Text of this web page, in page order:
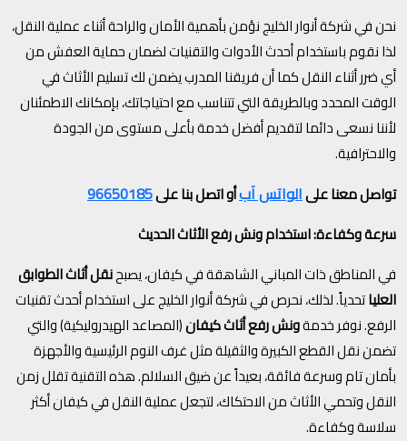
نحن في شركة أنوار الخليج نؤمن بأهمية الأمان والراحة أثناء عملية النقل،
لذا نقوم باستخدام أحدث الأدوات والتقنيات لضمان حماية العفش من
أي ضرر أثناء النقل كما أن فريقنا المدرب يضمن لك تسليم الأثاث في
الوقت المحدد وبالطريقة التي تتناسب مع احتياجاتك، بإمكانك الاطمئنان
لأننا نسعى دائما لتقديم أفضل خدمة بأعلى مستوى من الجودة
والاحترافية.
تواصل معنا علىالواتس آبأو اتصل بنا على96650185
سرعة وكفاءة: استخدام ونش رفع الأثاث الحديث
في المناطق ذات المباني الشاهقة في كيفان، يصبحنقل أثاث الطوابق
العلياتحدياً. لذلك، نحرص في شركة أنوار الخليج على استخدام أحدث تقنيات
الرفع. نوفر خدمةونش رفع أثاث كيفان(المصاعد الهيدروليكية) والتي
تضمن نقل القطع الكبيرة والثقيلة مثل غرف النوم الرئيسية والأجهزة
بأمان تام وسرعة فائقة، بعيداً عن ضيق السلالم. هذه التقنية تقلل زمن
النقل وتحمي الأثاث من الاحتكاك، لتجعل عملية النقل في كيفان أكثر
سلاسة وكفاءة.